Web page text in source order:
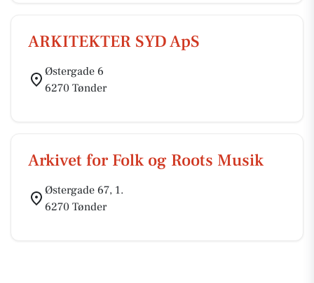
ARKITEKTER SYD ApS
Østergade 6
6270 Tønder
Arkivet for Folk og Roots Musik
Østergade 67, 1.
6270 Tønder